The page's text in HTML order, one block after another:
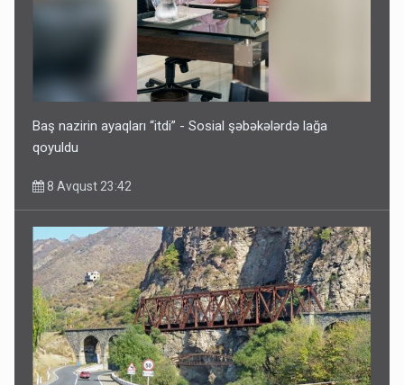
Baş nazirin ayaqları “itdi” - Sosial şəbəkələrdə lağa
qoyuldu
8 Avqust 23:42